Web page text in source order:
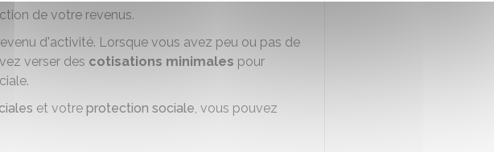
de votre revenus.
d'activité. Lorsque vous avez peu ou pas de
verser des cotisations minimales pour
et votre protection sociale, vous pouvez